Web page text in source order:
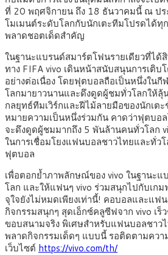
ที่ 20 พฤศจิกายน ถึง 18 ธันวาคมนี้ ณ ปร
โมเมนต์ระดับโลกกับนักเตะทีมโปรดได้ทุ
พลาดชอตเด็ดสำคัญ
ในฐานะแบรนด์สมาร์ตโฟนรายเดียวที่ได้
ทาง FIFA vivo เดินหน้าสนับสนุนการเติบ
อย่างต่อเนื่อง โดยฟุตบอลถือเป็นหนึ่งใน
โลกมายาวนานและดึงดูดผู้ชมทั่วโลกให้ลุ้
กลยุทธ์ทีมเวิร์กและฝีไม้ลายมือของนักเตะ
หมายความเป็นหนึ่งร่วมกัน คาดว่าฟุตบอ
จะดึงดูดผู้ชมมากถึง 5 พันล้านคนทั่วโลก
ในการเชื่อมโยงแฟนบอลชาวไทยและทั่ว
ฟุตบอล
เพื่อตอกย้ำภาพลักษณ์ของ vivo ในฐานะแ
โลก และให้แฟนๆ vivo ร่วมสนุกไปกับเก
จุใจยังไม่หมดเพียงเท่านี้! คอบอลและแฟ
กิจกรรมสนุกๆ สุดเอ็กซ์คลูซีฟจาก vivo เร็
ขอบสนามจริง พิเศษสำหรับแฟนบอลชาว
พลาดกิจกรรมเด็ดๆ แบบนี้ รอติดตามควา
เว็บไซต์ https://vivo.com/th/